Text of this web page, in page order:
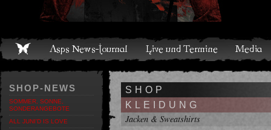
Live und Termine Media Shop Band Discografie
SHOP-NEWS
SOMMER, SONNE,
SONDERANGEBOTE
ALL JUNI'D IS LOVE
SHOP
KLEIDUNG
Jacken & Sweatshirts